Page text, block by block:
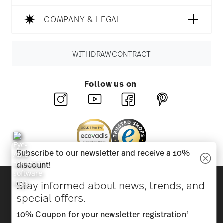
COMPANY & LEGAL
WITHDRAW CONTRACT
Follow us on
Beauty & functionality for your home
Homepage General terms and conditions
Privacy
Subscribe to our newsletter and receive a 10%
discount!
Stay informed about news, trends, and
special offers.
10% Coupon for your newsletter registration1